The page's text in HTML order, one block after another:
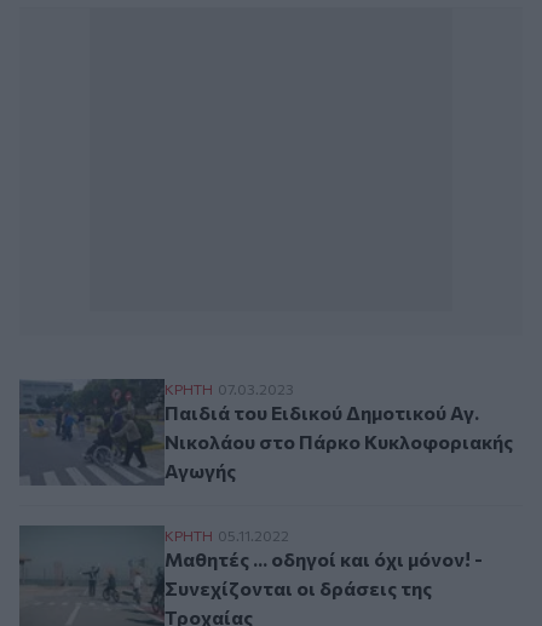
Παιδιά του Ειδικού Δημοτικού Αγ.
ΚΡΗΤΗ 07.03.2023
Παιδιά του Ειδικού Δημοτικού Αγ.
Νικολάου στο Πάρκο Κυκλοφοριακής
Αγωγής
Μαθητές ... οδηγοί και όχι μόνον! -
ΚΡΗΤΗ 05.11.2022
Μαθητές ... οδηγοί και όχι μόνον! -
Συνεχίζονται οι δράσεις της
Τροχαίας